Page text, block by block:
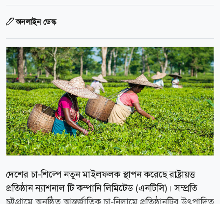
অনলাইন ডেস্ক
দেশের চা-শিল্পে নতুন মাইলফলক স্থাপন করেছে রাষ্ট্রায়ত্ত
প্রতিষ্ঠান ন্যাশনাল টি কম্পানি লিমিটেড (এনটিসি)। সম্প্রতি